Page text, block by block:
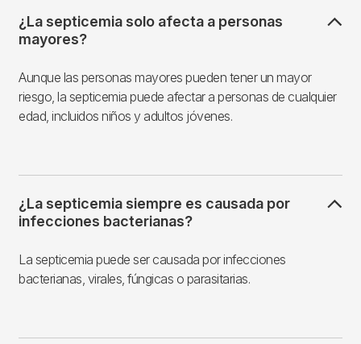
¿La septicemia solo afecta a personas
mayores?
Aunque las personas mayores pueden tener un mayor
riesgo, la septicemia puede afectar a personas de cualquier
edad, incluidos niños y adultos jóvenes.
¿La septicemia siempre es causada por
infecciones bacterianas?
La septicemia puede ser causada por infecciones
bacterianas, virales, fúngicas o parasitarias.